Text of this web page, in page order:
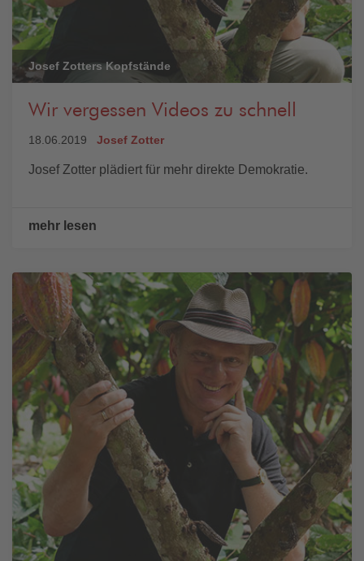
Josef Zotters Kopfstände
Wir vergessen Videos zu schnell
18.06.2019 Josef Zotter
Josef Zotter plädiert für mehr direkte Demokratie.
mehr lesen